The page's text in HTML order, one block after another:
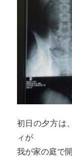
初日の夕方は
ィが
我が家の庭で